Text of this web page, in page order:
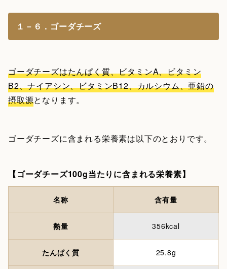
１－６．ゴーダチーズ
ゴーダチーズはたんぱく質、ビタミンA、ビタミン
B2、ナイアシン、ビタミンB12、カルシウム、亜鉛の
摂取源となります。
ゴーダチーズに含まれる栄養素は以下のとおりです。
【ゴーダチーズ100g当たりに含まれる栄養素】
名称 含有量
熱量 356kcal
たんぱく質 25.8g